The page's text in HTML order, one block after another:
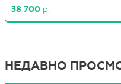
38 700 р.
НЕДАВНО